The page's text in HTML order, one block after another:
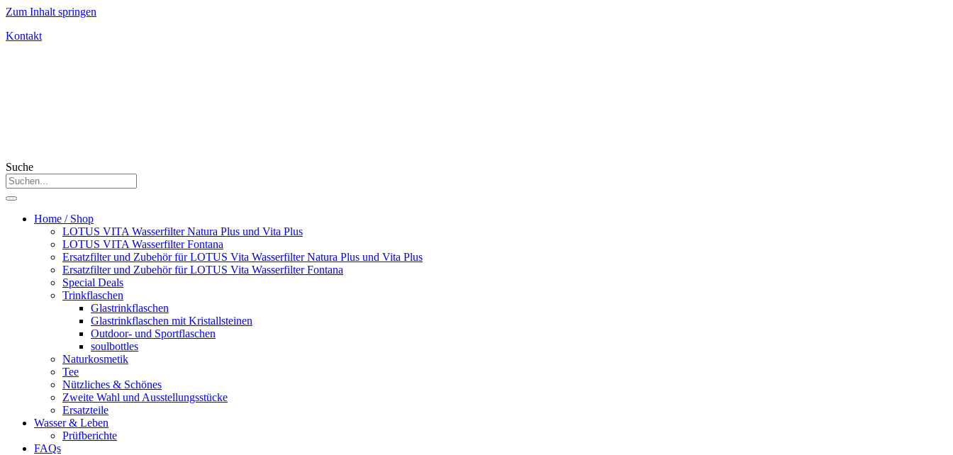
Zum Inhalt springen
Kontakt
Suche
Home / Shop
LOTUS VITA Wasserfilter Natura Plus und Vita Plus
LOTUS VITA Wasserfilter Fontana
Ersatzfilter und Zubehör für LOTUS Vita Wasserfilter Natura Plus und Vita Plus
Ersatzfilter und Zubehör für LOTUS Vita Wasserfilter Fontana
Special Deals
Trinkflaschen
Glastrinkflaschen
Glastrinkflaschen mit Kristallsteinen
Outdoor- und Sportflaschen
soulbottles
Naturkosmetik
Tee
Nützliches & Schönes
Zweite Wahl und Ausstellungsstücke
Ersatzteile
Wasser & Leben
Prüfberichte
FAQs